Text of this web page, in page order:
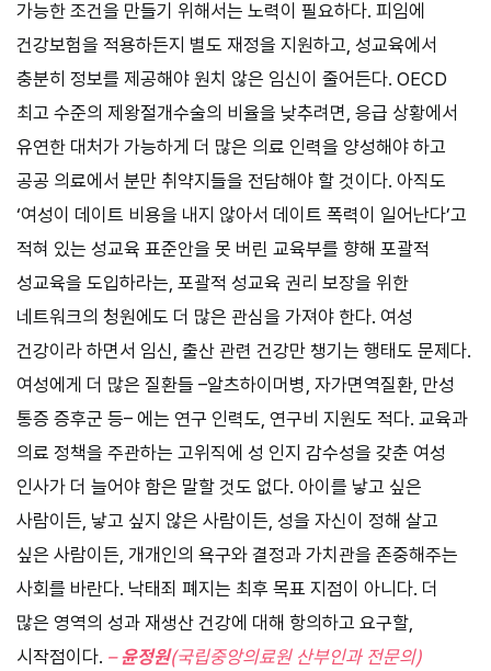
가능한 조건을 만들기 위해서는 노력이 필요하다. 피임에
건강보험을 적용하든지 별도 재정을 지원하고, 성교육에서
충분히 정보를 제공해야 원치 않은 임신이 줄어든다. OECD
최고 수준의 제왕절개수술의 비율을 낮추려면, 응급 상황에서
유연한 대처가 가능하게 더 많은 의료 인력을 양성해야 하고
공공 의료에서 분만 취약지들을 전담해야 할 것이다. 아직도
‘여성이 데이트 비용을 내지 않아서 데이트 폭력이 일어난다’고
적혀 있는 성교육 표준안을 못 버린 교육부를 향해 포괄적
성교육을 도입하라는, 포괄적 성교육 권리 보장을 위한
네트워크의 청원에도 더 많은 관심을 가져야 한다. 여성
건강이라 하면서 임신, 출산 관련 건강만 챙기는 행태도 문제다.
여성에게 더 많은 질환들 –알츠하이머병, 자가면역질환, 만성
통증 증후군 등– 에는 연구 인력도, 연구비 지원도 적다. 교육과
의료 정책을 주관하는 고위직에 성 인지 감수성을 갖춘 여성
인사가 더 늘어야 함은 말할 것도 없다. 아이를 낳고 싶은
사람이든, 낳고 싶지 않은 사람이든, 성을 자신이 정해 살고
싶은 사람이든, 개개인의 욕구와 결정과 가치관을 존중해주는
사회를 바란다. 낙태죄 폐지는 최후 목표 지점이 아니다. 더
많은 영역의 성과 재생산 건강에 대해 항의하고 요구할,
시작점이다. –윤정원(국립중앙의료원 산부인과 전문의)